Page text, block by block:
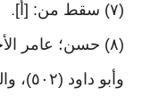
(٧) سقط من: [أ] .